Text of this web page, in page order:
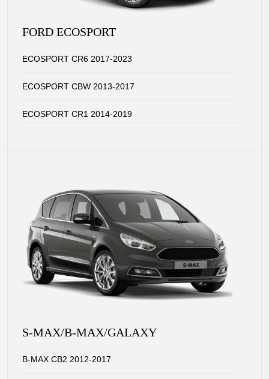
FORD ECOSPORT
ECOSPORT CR6 2017-2023
ECOSPORT CBW 2013-2017
ECOSPORT CR1 2014-2019
S-MAX/B-MAX/GALAXY
B-MAX CB2 2012-2017